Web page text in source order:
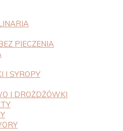
PIECZENIA
I SYROPY
I DROŻDŻÓWKI